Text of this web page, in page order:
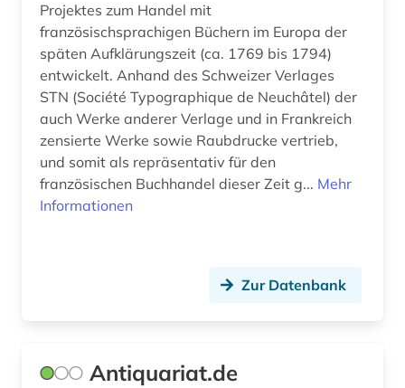
Projektes zum Handel mit
französischsprachigen Büchern im Europa der
späten Aufklärungszeit (ca. 1769 bis 1794)
entwickelt. Anhand des Schweizer Verlages
STN (Société Typographique de Neuchâtel) der
auch Werke anderer Verlage und in Frankreich
zensierte Werke sowie Raubdrucke vertrieb,
und somit als repräsentativ für den
französischen Buchhandel dieser Zeit g... Mehr
Informationen
Zur Datenbank
Antiquariat.de